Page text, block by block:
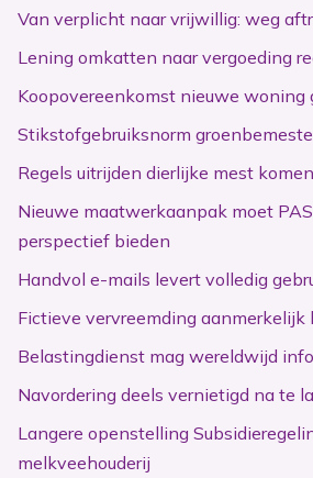
Van verplicht naar vrijwillig: weg
Lening omkatten naar vergoeding
Koopovereenkomst nieuwe woning
Stikstofgebruiksnorm
Regels uitrijden dierlijke mest
Nieuwe maatwerkaanpak moet
perspectief bieden
Handvol e-mails levert volledig
Fictieve vervreemding aanmerkelijk
Belastingdienst mag wereldwijd
Navordering deels vernietigd na te
Langere openstelling
melkveehouderij